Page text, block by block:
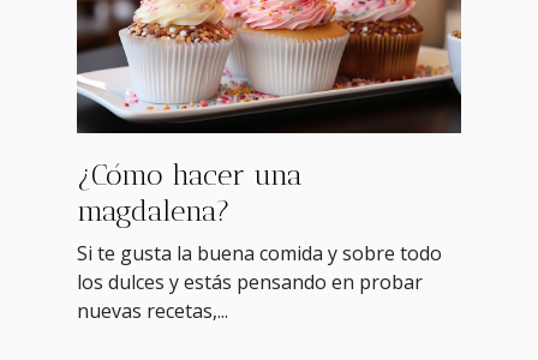
¿Cómo hacer una
magdalena?
Si te gusta la buena comida y sobre todo
los dulces y estás pensando en probar
nuevas recetas,...